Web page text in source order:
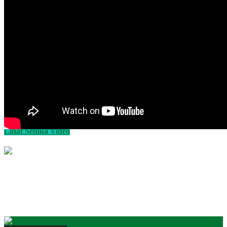
Lihat Semua Video